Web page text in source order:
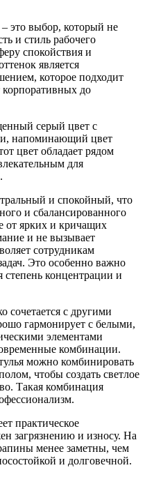
это выбор, который не
и стиль рабочего
спокойствия и
является
которое подходит
до
серый цвет с
напоминающий цвет
цвет обладает рядом
для
и спокойный, что
и сбалансированного
от ярких и кричащих
и не вызывает
сотрудникам
Это особенно важно
степень концентрации и
сочетается с другими
гармонирует с белыми,
элементами
комбинации.
можно комбинировать
чтобы создать светлое
Такая комбинация
практическое
загрязнению и износу. На
менее заметны, чем
и долговечной.